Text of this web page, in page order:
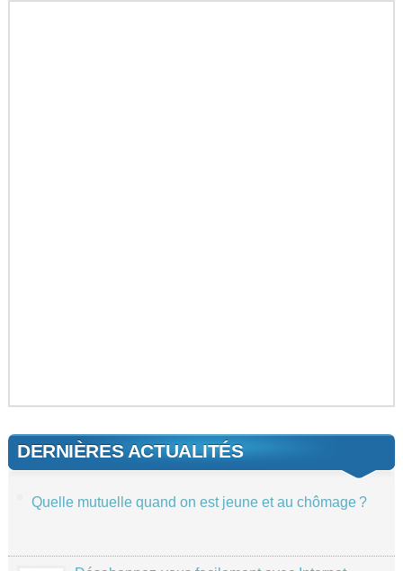
DERNIÈRES ACTUALITÉS
Quelle mutuelle quand on est jeune et au chômage ?